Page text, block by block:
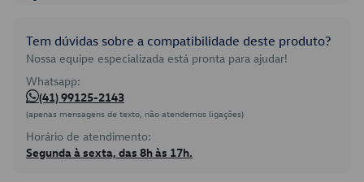
Tem dúvidas sobre a compatibilidade deste produto?
Nossa equipe especializada está pronta para ajudar!
Whatsapp:
(41) 99125-2143
(apenas mensagens de texto, não atendemos ligações)
Horário de atendimento:
Segunda à sexta, das 8h às 17h.